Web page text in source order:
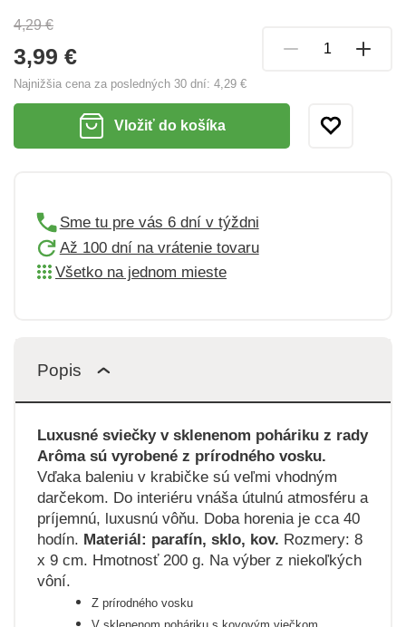
4,29 €
3,99 €
Najnižšia cena za posledných 30 dní: 4,29 €
Vložiť do košíka
Sme tu pre vás 6 dní v týždni
Až 100 dní na vrátenie tovaru
Všetko na jednom mieste
Popis
Luxusné sviečky v sklenenom poháriku z rady
Arôma sú vyrobené z prírodného vosku.
Vďaka baleniu v krabičke sú veľmi vhodným
darčekom. Do interiéru vnáša útulnú atmosféru a
príjemnú, luxusnú vôňu. Doba horenia je cca 40
hodín. Materiál: parafín, sklo, kov. Rozmery: 8
x 9 cm. Hmotnosť 200 g. Na výber z niekoľkých
vôní.
Z prírodného vosku